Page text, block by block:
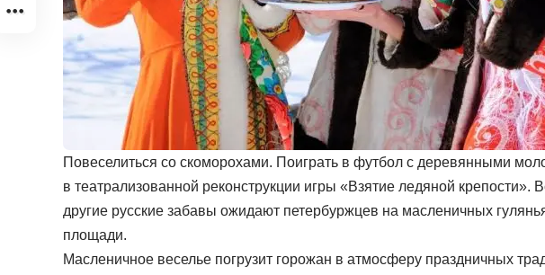
Повеселиться со скоморохами. Поиграть в футбол с деревянными
в театрализованной реконструкции игры «Взятие ледяной крепости».
другие русские забавы ожидают петербуржцев на масленичных
площади.
Масленичное веселье погрузит горожан в атмосферу праздничных